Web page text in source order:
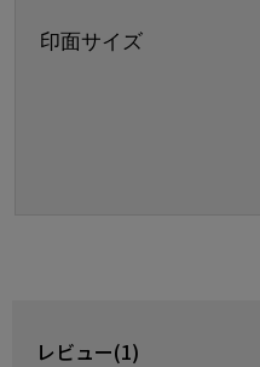
印面サイズ
レビュー(1)